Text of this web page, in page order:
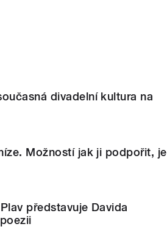
divadelní kultura na
Možností jak ji podpořit, je
představuje Davida